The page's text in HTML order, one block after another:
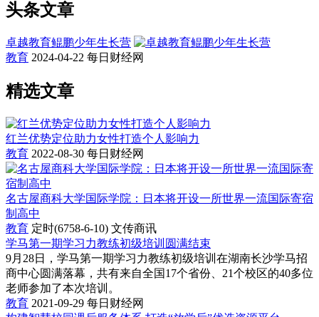
头条文章
卓越教育鲲鹏少年生长营
教育 2024-04-22 每日财经网
精选文章
红兰优势定位助力女性打造个人影响力
教育 2022-08-30 每日财经网
名古屋商科大学国际学院：日本将开设一所世界一流国际寄宿
制高中
教育 定时(6758-6-10) 文传商讯
学马第一期学习力教练初级培训圆满结束
9月28日，学马第一期学习力教练初级培训在湖南长沙学马招
商中心圆满落幕，共有来自全国17个省份、21个校区的40多位
老师参加了本次培训。
教育 2021-09-29 每日财经网